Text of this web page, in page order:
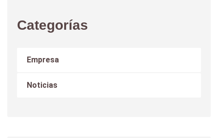
Categorías
Empresa
Noticias